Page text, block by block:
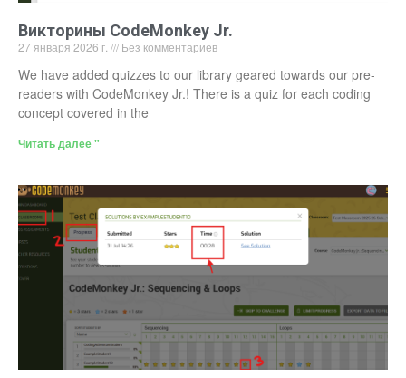
Викторины CodeMonkey Jr.
27 января 2026 г. Без комментариев
We have added quizzes to our library geared towards our pre-
readers with CodeMonkey Jr.! There is a quiz for each coding
concept covered in the
Читать далее "